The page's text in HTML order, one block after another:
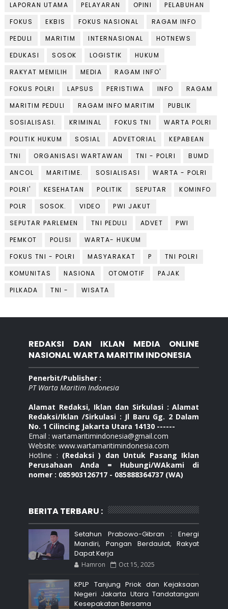
LAPORAN UTAMA
PELAYARAN OPINI
PELABUHAN
FOKUS
EKBIS FOKUS NASIONAL
RAGAM INFO
PEDULI
MARITIM INTERNASIONAL
HOTNEWS
EDUKASI
SOSOK LOGISTIK
HUKUM
RAKYAT MEMILIH
MEDIA
RAGAM INFO'
FOKUS POLRI
LAPSUS PERISTIWA INFO
RAGAM
MARITIM PEDULI
RAGAM INFO MARITIM
PUBLIK
SOSIALISASI.
KRIMINAL FOKUS TNI
WARTA POLRI
POLITIK HUKUM
SOSIAL ADVETORIAL
KEPABEAN
TNI
ORGANISASI WARTAWAN TNI - POLRI
BUMD
ANCOL
MARITIME. SOSIALISASI
WARTA - POLRI
POLRI'
KESEHATAN POLITIK SEPUTAR
KOMINFO
POLR
SOSOK. VIDEO
PWI JAKUT
SEPUTAR PARLEMEN
TNI PEDULI ADVET
PWI
PEMKOT
POLISI
WARTA- HUKUM
FOKUS TNI - POLRI
MASYARAKAT P
TNI POLRI
KOMUNITAS
NASIONA OTOMOTIF
PAJAK
PILKADA
TNI - WISATA
REDAKSI DAN IKLAN MEDIA ONLINE
NASIONAL WARTA MARITIM INDONESIA
Penerbit/Publisher :
PT Warta Maritim Indonesia
Alamat Redaksi, Iklan dan Sirkulasi : Alamat
Redaksi/Iklan /Sirkulasi : Jl Baru Gg. 2 Dalam
No. 1 Cilincing Jakarta Utara 14130 ------
Email : wartamaritimindonesia@gmail.com
Website: www.wartamaritimindonesia.com
Hotline : (Redaksi ) dan Untuk Pasang Iklan
Perusahaan Anda = Hubungi/WAkami di
nomer : 085903126717 - 085888364737 (WA)
BERITA TERBARU :
Setahun Prabowo-Gibran : Energi
Mandiri, Pangan Berdaulat, Rakyat
Dapat Kerja
Hamron Oct 15, 2025
KPLP Tanjung Priok dan Kejaksaan
Negeri Jakarta Utara Tandatangani
Kesepakatan Bersama